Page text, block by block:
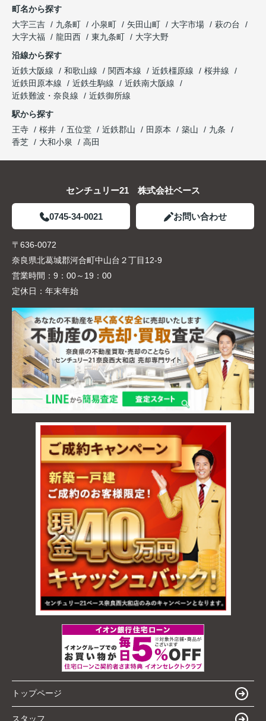
町名から探す
大字三吉
九条町 小泉町 矢田山町 大字市場
萩の台
大字大福
龍田西 東九条町
大字大野
沿線から探す
近鉄大阪線
和歌山線 関西本線 近鉄橿原線
桜井線
近鉄田原本線
近鉄生駒線
近鉄南大阪線
近鉄難波・奈良線
近鉄御所線
駅から探す
王寺
桜井 五位堂 近鉄郡山 田原本 築山
九条
香芝
大和小泉 高田
センチュリー21 株式会社ベース
0745-34-0021 お問い合わせ
〒636-0072
奈良県北葛城郡河合町中山台２丁目12-9
営業時間： 9：00～19：00
定休日： 年末年始
トップページ
スタッフ